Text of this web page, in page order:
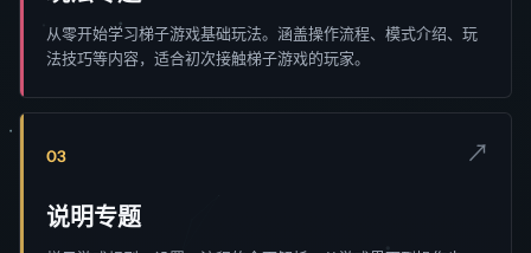
从零开始学习梯子游戏基础玩法。涵盖操作流程、模式介绍、玩
法技巧等内容，适合初次接触梯子游戏的玩家。
03 ↗
说明专题